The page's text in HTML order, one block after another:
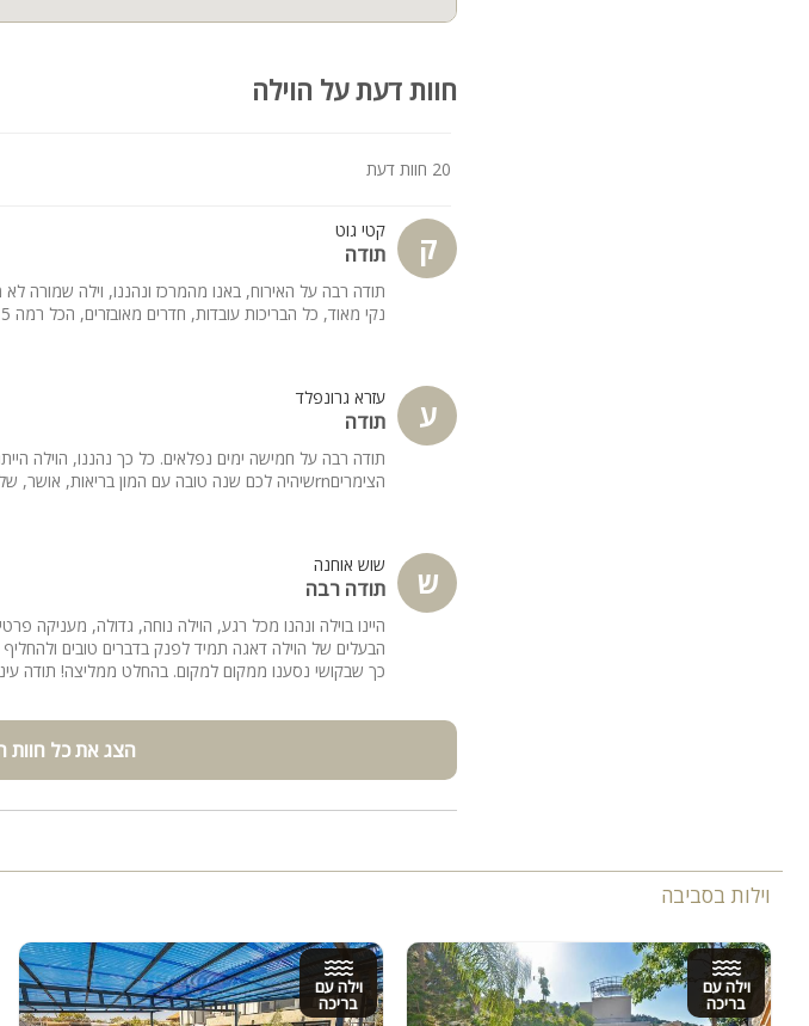
חוות דעת על הוילה
20 חוות דעת
ק קטי גוט
תודה
תודה רבה על האירוח, באנו מהמרכז ונהננו, וילה
נקי מאוד, כל הבריכות עובדות, חדרים מאובזרים, הכל רמה 5 כוכבים, ממליצה בחום ואהבה אני בטוח ירצה להגיע שוב
ע עזרא גרונפלד
תודה
תודה רבה על חמישה ימים נפלאים. כל כך נהננו, הוילה
הצימריםrnשיהיה לכם שנה טובה עם המון בריאות, אושר, שלווה ושלום.
ש שוש אוחנה
תודה רבה
היינו בוילה ונהנו מכל רגע, הוילה נוחה, גדולה, מעניקה
הבעלים של הוילה דאגה תמיד לפנק בדברים טובים
כך שבקושי נסענו ממקום למקום. בהחלט ממליצה! תודה
הצג את כל חוות
וילות בסביבה
וילה עם
בריכה
וילה עם
בריכה